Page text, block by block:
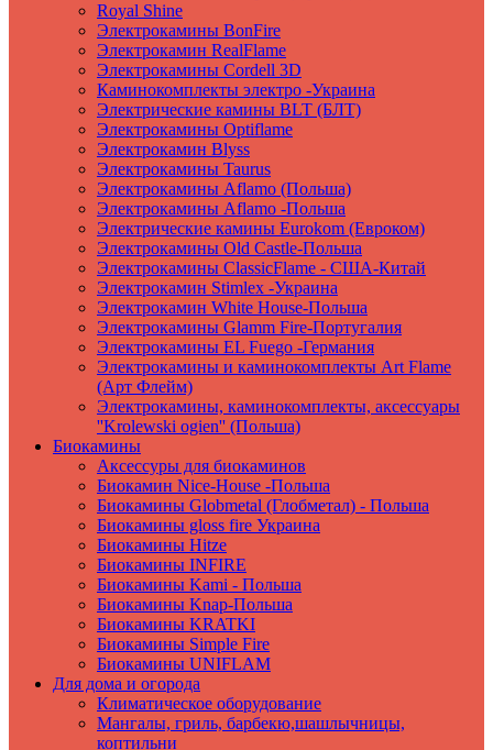
Royal Shine
Электрокамины BonFire
Электрокамин RealFlame
Электрокамины Cordell 3D
Каминокомплекты электро -Украина
Электрические камины BLT (БЛТ)
Электрокамины Optiflame
Электрокамин Blyss
Электрокамины Taurus
Электрокамины Aflamo (Польша)
Электрокамины Aflamo -Польша
Электрические камины Eurokom (Евроком)
Электрокамины Old Castle-Польша
Электрокамины ClassicFlame - США-Китай
Электрокамин Stimlex -Украина
Электрокамин White House-Польша
Электрокамины Glamm Fire-Португалия
Электрокамины EL Fuego -Германия
Электрокамины и каминокомплекты Art Flame
(Арт Флейм)
Электрокамины, каминокомплекты, аксессуары
''Krolewski ogien'' (Польша)
Биокамины
Аксессуры для биокаминов
Биокамин Nice-House -Польша
Биокамины Globmetal (Глобметал) - Польша
Биокамины gloss fire Украина
Биокамины Hitze
Биокамины INFIRE
Биокамины Kami - Польша
Биокамины Knap-Польша
Биокамины KRATKI
Биокамины Simple Fire
Биокамины UNIFLAM
Для дома и огорода
Климатическое оборудование
Мангалы, гриль, барбекю,шашлычницы,
коптильни